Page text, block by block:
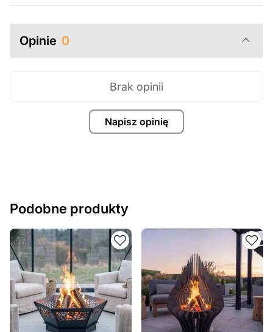
zawsze chętnie pomożemy.
Opinie 0
Napisz opinię
Brak opinii
Podobne produkty